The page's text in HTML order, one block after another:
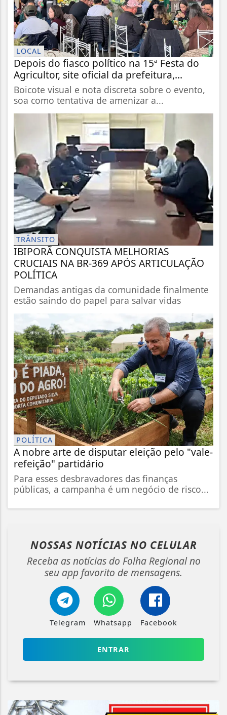
LOCAL
Depois do fiasco político na 15ª Festa do
Agricultor, site oficial da prefeitura,...
Boicote visual e nota discreta sobre o evento,
soa como tentativa de amenizar a...
TRÂNSITO
IBIPORÃ CONQUISTA MELHORIAS
CRUCIAIS NA BR-369 APÓS ARTICULAÇÃO
POLÍTICA
Demandas antigas da comunidade finalmente
estão saindo do papel para salvar vidas
POLÍTICA
A nobre arte de disputar eleição pelo "vale-
refeição" partidário
Para esses desbravadores das finanças
públicas, a campanha é um negócio de risco...
NOSSAS NOTÍCIAS NO CELULAR
Receba as notícias do Folha Regional no
seu app favorito de mensagens.
Telegram Whatsapp Facebook
ENTRAR